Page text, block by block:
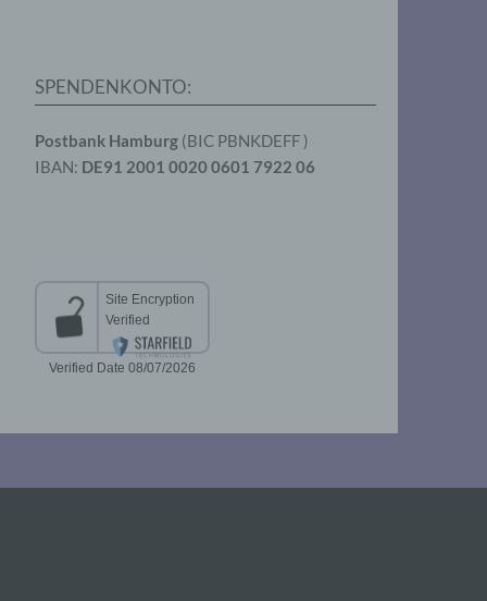
SPENDENKONTO:
Postbank Hamburg (BIC PBNKDEFF )
IBAN: DE91 2001 0020 0601 7922 06